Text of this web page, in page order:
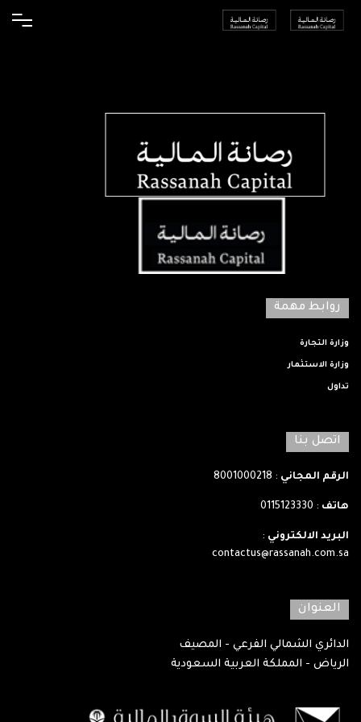
روابط مهمة
وزارة التجارة
وزارة الاستثمار
تداول
اتصل بنا
الرقم المجاني : 8001000218
هاتف : 0115123330
البريد الالكتروني :
contactus@rassanah.com.sa
العنوان
الدائري الشمالي الفرعي - المصيف
الرياض - المملكة العربية السعودية